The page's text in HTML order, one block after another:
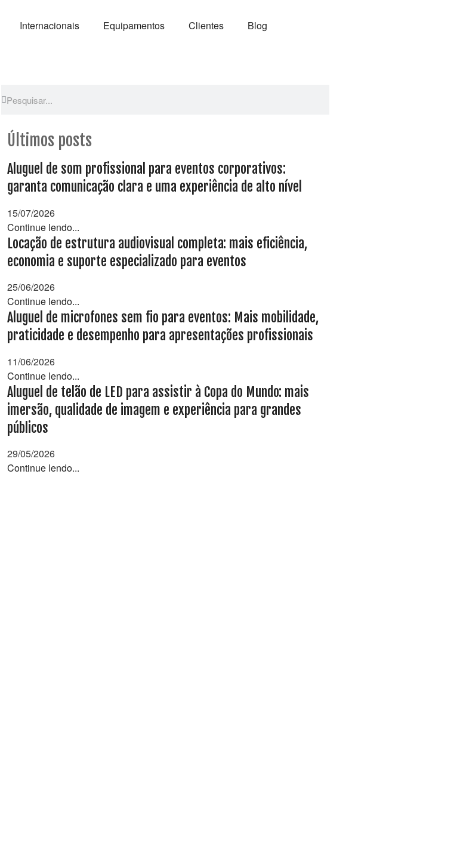
Internacionais Equipamentos Clientes
Blog
Últimos posts
Aluguel de som profissional para eventos corporativos:
garanta comunicação clara e uma experiência de alto nível
15/07/2026
Continue lendo...
Locação de estrutura audiovisual completa: mais eficiência,
economia e suporte especializado para eventos
25/06/2026
Continue lendo...
Aluguel de microfones sem fio para eventos: Mais mobilidade,
praticidade e desempenho para apresentações profissionais
11/06/2026
Continue lendo...
Aluguel de telão de LED para assistir à Copa do Mundo: mais
imersão, qualidade de imagem e experiência para grandes
públicos
29/05/2026
Continue lendo...